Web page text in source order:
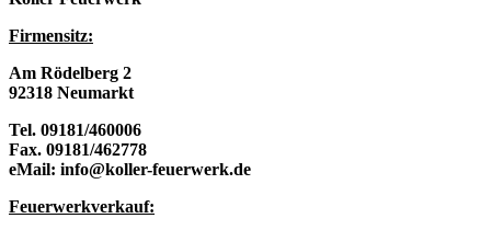
Firmensitz:
Am Rödelberg 2
92318 Neumarkt
Tel. 09181/460006
Fax. 09181/462778
eMail: info@koller-feuerwerk.de
Feuerwerkverkauf: